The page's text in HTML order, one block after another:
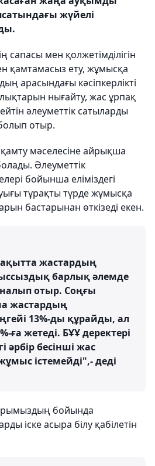
жүйелі
сапасы мен қолжетімділігін
қамтамасыз ету, жұмысқа
арасындағы кәсіпкерлікті
нығайту, жас ұрпақ
әлеуметтік сатыларды
отыр.
мәселесіне айрықша
Әлеуметтік
бойынша еліміздегі
тұрақты түрде жұмысқа
бастарынан өткізеді екен.
жастардың
барлық әлемде
отыр. Соңғы
жастардың
13%-ды құрайды, ал
ға жетеді. БҰҰ деректері
бесінші жас
істемейді",- деді
бойында
іске асыра білу қабілетін